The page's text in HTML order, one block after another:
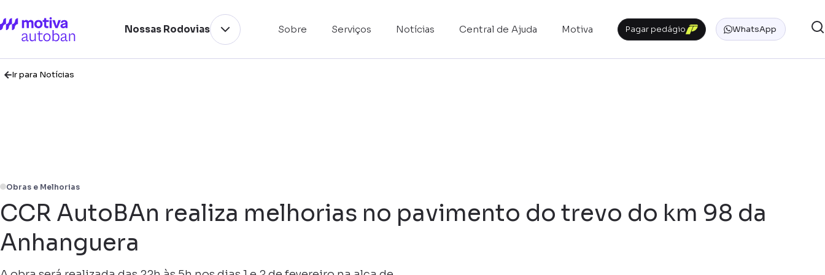
Nossas Rodovias Sobre Serviços Notícias Central de Ajuda Motiva Pagar pedágio WhatsApp
Ir para Notícias
Obras e Melhorias
CCR AutoBAn realiza melhorias no pavimento do trevo do km 98 da
Anhanguera